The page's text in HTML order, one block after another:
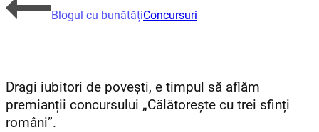
Blogul cu bunătățiConcursuri
Dragi iubitori de povești, e timpul să aflăm
premianții concursului „Călătorește cu trei sfinți
români”.